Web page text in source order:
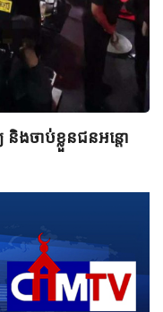
អារ៉ាប៊ីសាអូឌីត